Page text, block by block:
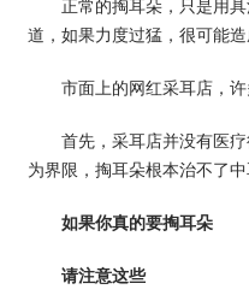
正常的掏耳朵，只是用
道，如果力度过猛，很可能
市面上的网红采耳店，
首先，采耳店并没有医
为界限，掏耳朵根本治不了中
如果你真的要掏耳朵
请注意这些